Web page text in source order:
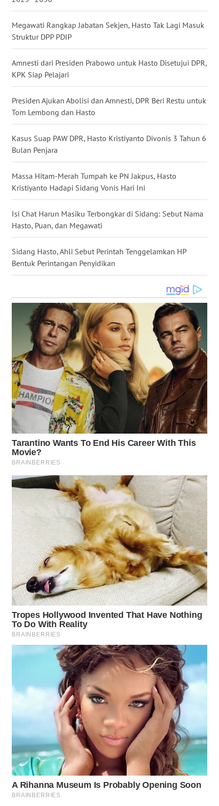
Megawati Rangkap Jabatan Sekjen, Hasto Tak Lagi Masuk
Struktur DPP PDIP
Amnesti dari Presiden Prabowo untuk Hasto Disetujui DPR,
KPK Siap Pelajari
Presiden Ajukan Abolisi dan Amnesti, DPR Beri Restu untuk
Tom Lembong dan Hasto
Kasus Suap PAW DPR, Hasto Kristiyanto Divonis 3 Tahun 6
Bulan Penjara
Massa Hitam-Merah Tumpah ke PN Jakpus, Hasto
Kristiyanto Hadapi Sidang Vonis Hari Ini
Isi Chat Harun Masiku Terbongkar di Sidang: Sebut Nama
Hasto, Puan, dan Megawati
Sidang Hasto, Ahli Sebut Perintah Tenggelamkan HP
Bentuk Perintangan Penyidikan
WN
BABEL
WN
SUMBAR
WN
SUMSEL
WN
WN
WN
JOGJA
WN
JATIM
WN
BALI
KALBAR
WN
KALTARA
WN
KALTIM
WN
SULSEL
WN
GORONTALO
WN
WN
DAIRI
WN
DANAU
TOBA